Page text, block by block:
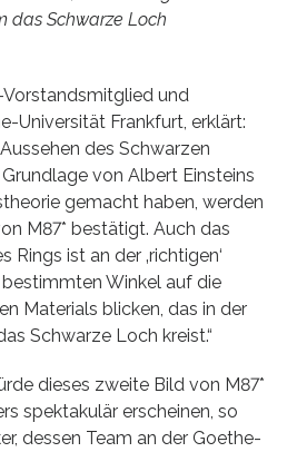
das Schwarze Loch
und
Universität Frankfurt, erklärt:
des Schwarzen
von Albert Einsteins
gemacht haben, werden
M87* bestätigt. Auch das
ist an der ‚richtigen‘
Winkel auf die
Materials blicken, das in der
Schwarze Loch kreist.“
dieses zweite Bild von M87*
spektakulär erscheinen, so
dessen Team an der Goethe-